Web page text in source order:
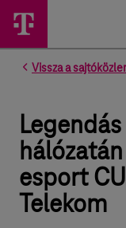
Vissza a
esport
Telekom